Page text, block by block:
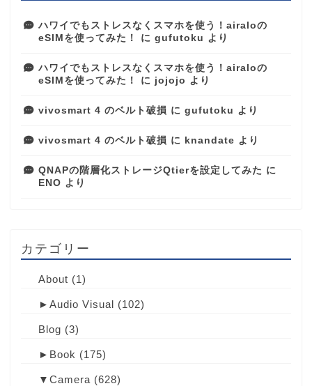
ハワイでもストレスなくスマホを使う！airaloの
eSIMを使ってみた！
に gufutoku より
ハワイでもストレスなくスマホを使う！airaloの
eSIMを使ってみた！
に jojojo より
vivosmart 4 のベルト破損 に gufutoku より
vivosmart 4 のベルト破損 に knandate より
QNAPの階層化ストレージQtierを設定してみた に
ENO より
カテゴリー
About (1)
► Audio Visual (102)
Blog (3)
► Book (175)
▼ Camera (628)